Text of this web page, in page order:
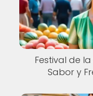
Festival de
Sabor y